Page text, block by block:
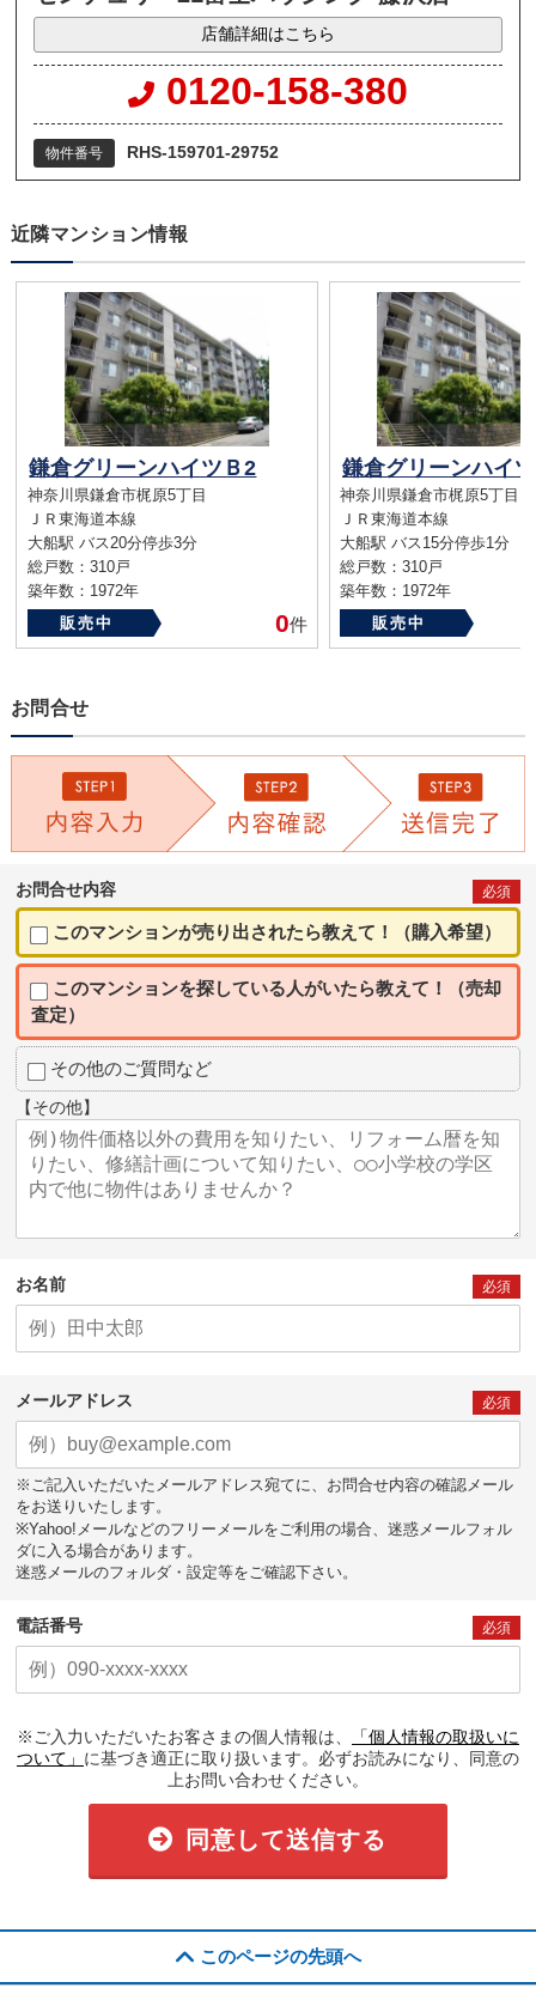
店舗詳細はこちら
0120-158-380
物件番号 RHS-159701-29752
近隣マンション情報
鎌倉グリーンハイツＢ2
神奈川県鎌倉市梶原5丁目
ＪＲ東海道本線
大船駅 バス20分停歩3分
総戸数：310戸
築年数：1972年
販売中
0件
鎌倉グリーンハイ
神奈川県鎌倉市梶原5丁目
ＪＲ東海道本線
大船駅 バス15分停歩1分
総戸数：310戸
築年数：1972年
販売中
お問合せ
お問合せ内容 必須
このマンションが売り出されたら教えて！（購入希望）
このマンションを探している人がいたら教えて！（売却
査定）
その他のご質問など
【その他】
お名前 必須
メールアドレス 必須
※ご記入いただいたメールアドレス宛てに、お問合せ内容の確認メール
をお送りいたします。
※Yahoo!メールなどのフリーメールをご利用の場合、迷惑メールフォル
ダに入る場合があります。
迷惑メールのフォルダ・設定等をご確認下さい。
電話番号 必須
※ご入力いただいたお客さまの個人情報は、
「個人情報の取扱いに
ついて」 に基づき適正に取り扱います。必ずお読みになり、同意の
上お問い合わせください。
同意して送信する
このページの先頭へ